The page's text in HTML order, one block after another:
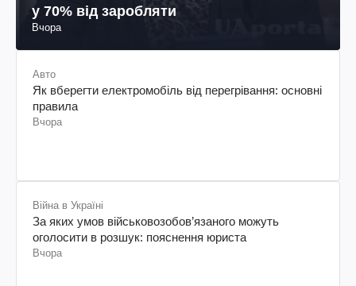
у 70% від заробляти
Вчора
Авто
Як вберегти електромобіль від перегрівання: основні
правила
Вчора
Війна в Україні
За яких умов військовозобов’язаного можуть
оголосити в розшук: пояснення юриста
Вчора